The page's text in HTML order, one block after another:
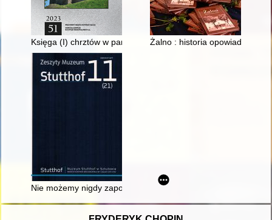
Księga (I) chrztów w parafii św. Wawrzyńca w Biegonicach
Żalno : historia opowiadana.
Nie możemy nigdy zapomnieć : amerykańscy kowboje w